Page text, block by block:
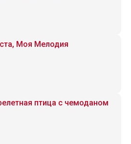
Моя Мелодия
птица с чемоданом